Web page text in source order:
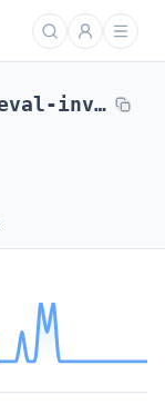
autoeval-eval-inverse-scaling__41-inverse-scaling__41-10b85d-1679259343